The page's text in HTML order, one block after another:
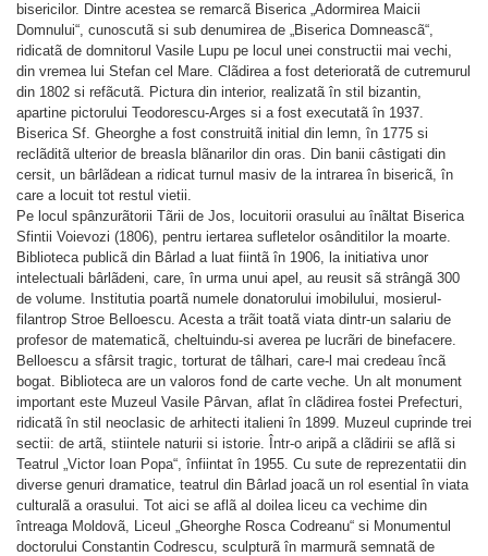
bisericilor. Dintre acestea se remarcã Biserica „Adormirea Maicii
Domnului“, cunoscutã si sub denumirea de „Biserica Domneascã“,
ridicatã de domnitorul Vasile Lupu pe locul unei constructii mai vechi,
din vremea lui Stefan cel Mare. Clãdirea a fost deterioratã de cutremurul
din 1802 si refãcutã. Pictura din interior, realizatã în stil bizantin,
apartine pictorului Teodorescu-Arges si a fost executatã în 1937.
Biserica Sf. Gheorghe a fost construitã initial din lemn, în 1775 si
reclãditã ulterior de breasla blãnarilor din oras. Din banii câstigati din
cersit, un bârlãdean a ridicat turnul masiv de la intrarea în bisericã, în
care a locuit tot restul vietii.
Pe locul spânzurãtorii Tãrii de Jos, locuitorii orasului au înãltat Biserica
Sfintii Voievozi (1806), pentru iertarea sufletelor osânditilor la moarte.
Biblioteca publicã din Bârlad a luat fiintã în 1906, la initiativa unor
intelectuali bârlãdeni, care, în urma unui apel, au reusit sã strângã 300
de volume. Institutia poartã numele donatorului imobilului, mosierul-
filantrop Stroe Belloescu. Acesta a trãit toatã viata dintr-un salariu de
profesor de matematicã, cheltuindu-si averea pe lucrãri de binefacere.
Belloescu a sfârsit tragic, torturat de tâlhari, care-l mai credeau încã
bogat. Biblioteca are un valoros fond de carte veche. Un alt monument
important este Muzeul Vasile Pârvan, aflat în clãdirea fostei Prefecturi,
ridicatã în stil neoclasic de arhitecti italieni în 1899. Muzeul cuprinde trei
sectii: de artã, stiintele naturii si istorie. Într-o aripã a clãdirii se aflã si
Teatrul „Victor Ioan Popa“, înfiintat în 1955. Cu sute de reprezentatii din
diverse genuri dramatice, teatrul din Bârlad joacã un rol esential în viata
culturalã a orasului. Tot aici se aflã al doilea liceu ca vechime din
întreaga Moldovã, Liceul „Gheorghe Rosca Codreanu“ si Monumentul
doctorului Constantin Codrescu, sculpturã în marmurã semnatã de